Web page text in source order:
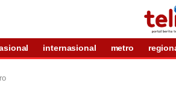
internasional metro